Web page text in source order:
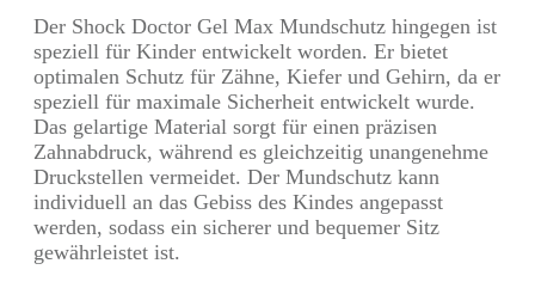
Der Shock Doctor Gel Max Mundschutz hingegen ist
speziell für Kinder entwickelt worden. Er bietet
optimalen Schutz für Zähne, Kiefer und Gehirn, da er
speziell für maximale Sicherheit entwickelt wurde.
Das gelartige Material sorgt für einen präzisen
Zahnabdruck, während es gleichzeitig unangenehme
Druckstellen vermeidet. Der Mundschutz kann
individuell an das Gebiss des Kindes angepasst
werden, sodass ein sicherer und bequemer Sitz
gewährleistet ist.